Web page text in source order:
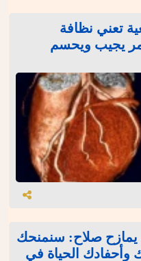
تعني نظافة
النمر يجيب ويحسم
يمازح صلاح: سنمنحك
وأحفادك الحياة في